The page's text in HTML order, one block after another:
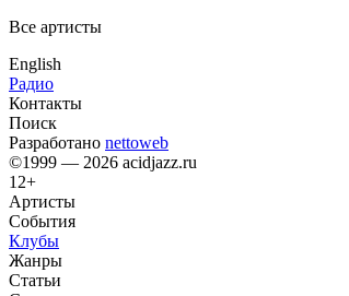
Все артисты
English
Радио
Контакты
Поиск
Разработано nettoweb
©1999 — 2026 acidjazz.ru
12+
Артисты
События
Клубы
Жанры
Статьи